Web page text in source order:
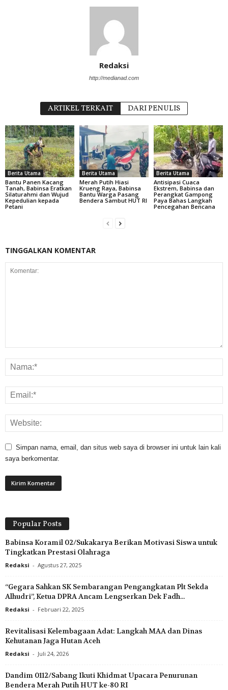
Redaksi
http://medianad.com
ARTIKEL TERKAIT DARI PENULIS
Berita Utama
Bantu Panen Kacang
Tanah, Babinsa Eratkan
Silaturahmi dan Wujud
Kepedulian kepada
Petani
Berita Utama
Merah Putih Hiasi
Krueng Raya, Babinsa
Bantu Warga Pasang
Bendera Sambut HUT RI
Berita Utama
Antisipasi Cuaca
Ekstrem, Babinsa dan
Perangkat Gampong
Paya Bahas Langkah
Pencegahan Bencana
TINGGALKAN KOMENTAR
Simpan nama, email, dan situs web saya di browser ini untuk lain kali
saya berkomentar.
Popular Posts
Babinsa Koramil 02/Sukakarya Berikan Motivasi Siswa untuk
Tingkatkan Prestasi Olahraga
Redaksi - Agustus 27, 2025
“Gegara Sahkan SK Sembarangan Pengangkatan Plt Sekda
Alhudri”, Ketua DPRA Ancam Lengserkan Dek Fadh...
Redaksi - Februari 22, 2025
Revitalisasi Kelembagaan Adat: Langkah MAA dan Dinas
Kehutanan Jaga Hutan Aceh
Redaksi - Juli 24, 2026
Dandim 0112/Sabang Ikuti Khidmat Upacara Penurunan
Bendera Merah Putih HUT ke-80 RI